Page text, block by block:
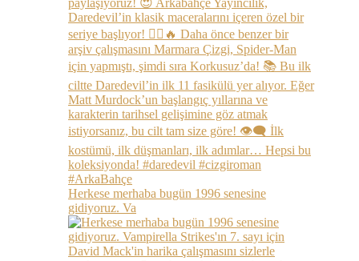
Herkese merhaba bugün 1996 senesine
gidiyoruz. Va